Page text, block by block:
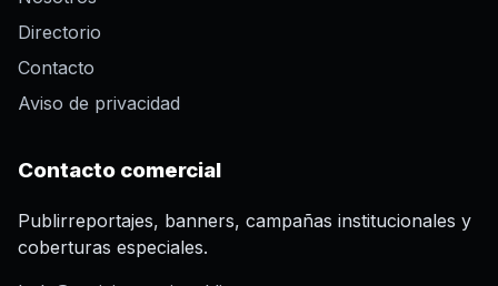
Directorio
Contacto
Aviso de privacidad
Contacto comercial
Publirreportajes, banners, campañas institucionales y
coberturas especiales.